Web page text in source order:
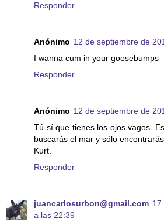
Responder
Anónimo 12 de septiembre de
I wanna cum in your goosebumps
Responder
Anónimo 12 de septiembre de
Tú sí que tienes los ojos vagos.
buscarás el mar y sólo
Kurt.
Responder
juancarlosurbon@gmail.com 17
a las 22:39